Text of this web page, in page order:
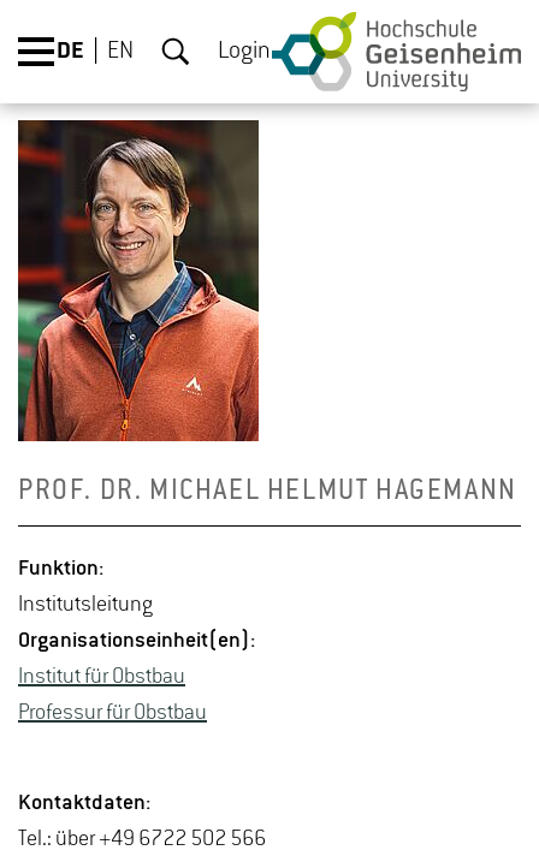
DE EN Login
PROF. DR. MI­CHA­EL HEL­MUT HA­GE­MANN
Funk­ti­on:
In­sti­tuts­lei­tung
Or­ga­ni­sa­ti­ons­ein­heit(en):
In­sti­tut für Obst­bau
Pro­fes­sur für Obst­bau
Kon­takt­da­ten:
Tel.: über +49 6722 502 566